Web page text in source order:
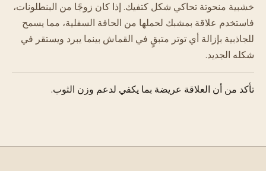
خشبية منحوتة تحاكي شكل كتفيك. إذا كان زوجًا من البنطلونات،
فاستخدم علاقة بمشبك لحملها من الحافة السفلية، مما يسمح
للجاذبية بإزالة أي توتر متبقٍ في القماش بينما يبرد ويستقر في
شكله الجديد.
تأكد من أن العلاقة عريضة بما يكفي لدعم وزن الثوب.